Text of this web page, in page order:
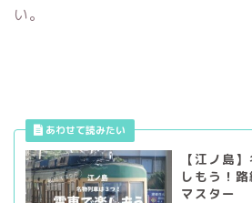
い。
【江ノ島
しもう！
マスター